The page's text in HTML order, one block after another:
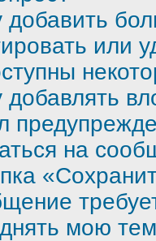
или
на
мою